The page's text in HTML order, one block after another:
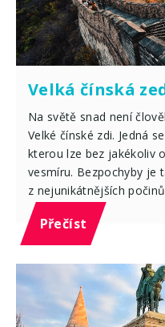
Velká čínská
Na světě snad není
Velké čínské zdi. Jedná
kterou lze bez jakékoliv
vesmíru. Bezpochyby je
z nejunikátnějších
Přečíst